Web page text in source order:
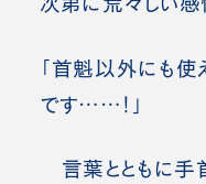
「首魁以外にも
です……！」
言葉とともに手